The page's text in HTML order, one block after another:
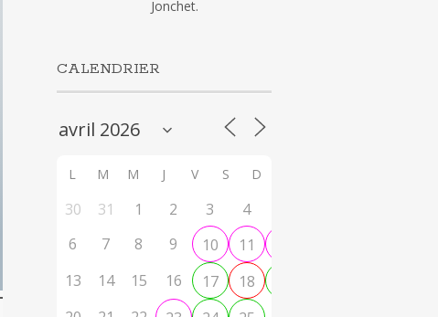
Jonchet.
CALENDRIER
L M M J V S D
30 31 1 2 3 4
6
7 8 9 10 11
13
14 15 16 17 18